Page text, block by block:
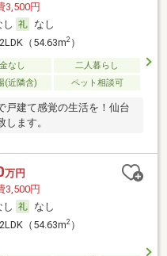
3,500円
し
なし
（54.63m2）
なし
二人暮らし
(近隣含) ペット相談可
戸建て感覚の生活を！仙台
ます。
万円
3,500円
し
なし
（54.63m2）